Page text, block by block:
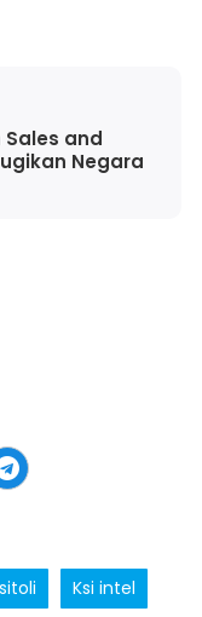
and
Negara
Ksi intel